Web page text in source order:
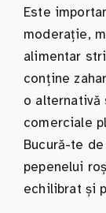
Este
moderație,
alimentar
conține
o alternativă
comerciale
Bucură-te
pepenelui
echilibrat și